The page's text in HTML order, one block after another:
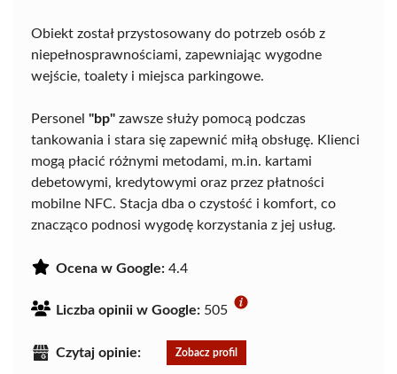
Obiekt został przystosowany do potrzeb osób z
niepełnosprawnościami, zapewniając wygodne
wejście, toalety i miejsca parkingowe.
Personel "bp" zawsze służy pomocą podczas
tankowania i stara się zapewnić miłą obsługę. Klienci
mogą płacić różnymi metodami, m.in. kartami
debetowymi, kredytowymi oraz przez płatności
mobilne NFC. Stacja dba o czystość i komfort, co
znacząco podnosi wygodę korzystania z jej usług.
Ocena w Google: 4.4
Liczba opinii w Google: 505
Czytaj opinie: Zobacz profil